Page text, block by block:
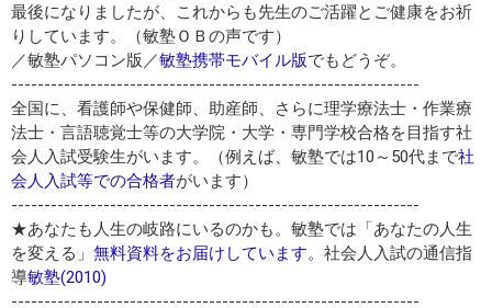
最後になりましたが、これからも先生のご活躍とご健康をお祈
りしています。（敏塾ＯＢの声です）
／敏塾パソコン版／敏塾携帯モバイル版でもどうぞ。
--------------------------------------------------------------
全国に、看護師や保健師、助産師、さらに理学療法士・作業療
法士・言語聴覚士等の大学院・大学・専門学校合格を目指す社
会人入試受験生がいます。（例えば、敏塾では10～50代まで社
会人入試等での合格者がいます）
--------------------------------------------------------------
★あなたも人生の岐路にいるのかも。敏塾では「あなたの人生
を変える」 無料資料をお届けしています。 社会人入試の通信指
導敏塾(2010)
--------------------------------------------------------------